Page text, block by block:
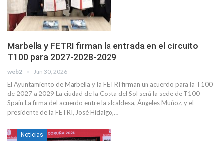
Marbella y FETRI firman la entrada en el circuito
T100 para 2027-2028-2029
web2 Jun 30, 2026
El Ayuntamiento de Marbella y la FETRI firman un acuerdo para la T100
de 2027 a 2029 La ciudad de la Costa del Sol será la sede de T100
Spain La firma del acuerdo entre la alcaldesa, Ángeles Muñoz, y el
presidente de la FETRI, José Hidalgo,…
Noticias